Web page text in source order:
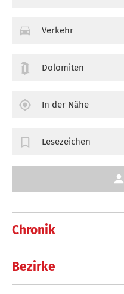
Chronik
Bezirke
Verkehr
Dolomiten
In der Nähe
Lesezeichen